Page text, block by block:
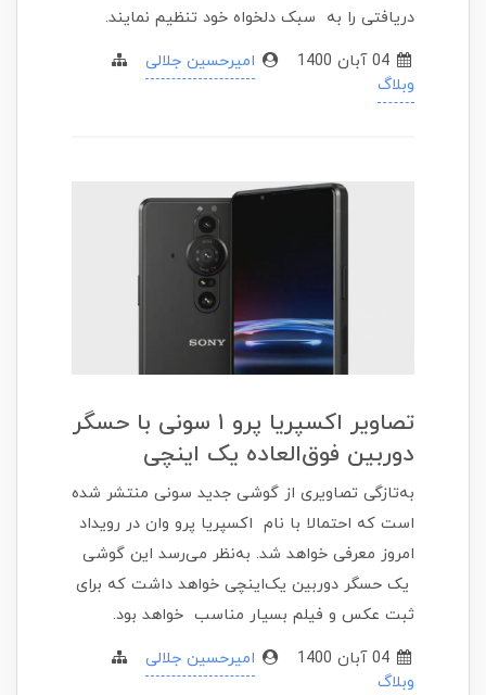
دریافتی را به سبک دلخواه خود تنظیم نمایند.
04 آبان 1400
امیرحسین جلالی
وبلاگ
تصاویر اکسپریا پرو ۱ سونی با حسگر
دوربین فوق‌العاده یک اینچی
به‌تازگی تصاویری از گوشی جدید سونی منتشر شده
است که احتمالا با نام اکسپریا پرو وان در رویداد
امروز معرفی خواهد شد. به‌نظر می‌رسد این گوشی
یک حسگر دوربین یک‌اینچی خواهد داشت که برای
ثبت عکس و فیلم بسیار مناسب خواهد بود.
04 آبان 1400
امیرحسین جلالی
وبلاگ